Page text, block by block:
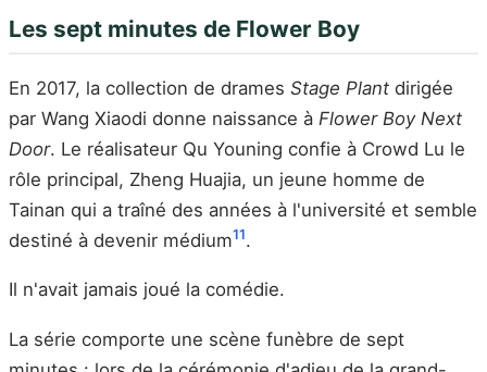
Les sept minutes de Flower Boy
En 2017, la collection de drames Stage Plant dirigée
par Wang Xiaodi donne naissance à Flower Boy Next
Door. Le réalisateur Qu Youning confie à Crowd Lu le
rôle principal, Zheng Huajia, un jeune homme de
Tainan qui a traîné des années à l'université et semble
destiné à devenir médium11.
Il n'avait jamais joué la comédie.
La série comporte une scène funèbre de sept